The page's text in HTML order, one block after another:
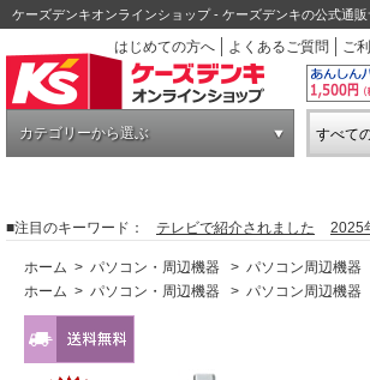
ケーズデンキオンラインショップ - ケーズデンキの公式通販
はじめての方へ
よくあるご質問 ご
カテゴリーから選ぶ すべて
■注目のキーワード： テレビで紹介されました 2025
ホーム > パソコン・周辺機器 > パソコン周辺機器
ホーム > パソコン・周辺機器 > パソコン周辺機器